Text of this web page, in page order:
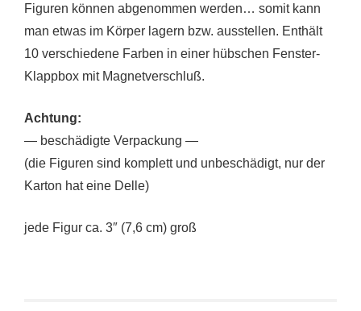
Figuren können abgenommen werden… somit kann
man etwas im Körper lagern bzw. ausstellen. Enthält
10 verschiedene Farben in einer hübschen Fenster-
Klappbox mit Magnetverschluß.
Achtung:
— beschädigte Verpackung —
(die Figuren sind komplett und unbeschädigt, nur der
Karton hat eine Delle)
jede Figur ca. 3″ (7,6 cm) groß